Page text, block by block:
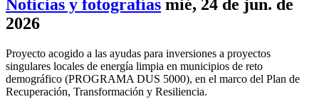
Noticias y fotografías mié, 24 de jun. de
2026
Proyecto acogido a las ayudas para inversiones a proyectos
singulares locales de energía limpia en municipios de reto
demográfico (PROGRAMA DUS 5000), en el marco del Plan de
Recuperación, Transformación y Resiliencia.